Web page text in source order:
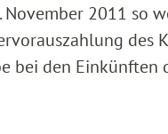
2011 so
des
bei den Einkünften